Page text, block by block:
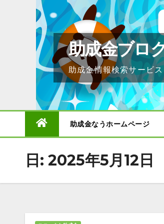
助成金ブロ
助成金情報検索サービ
助成金なうホームページ
日: 2025年5月12日